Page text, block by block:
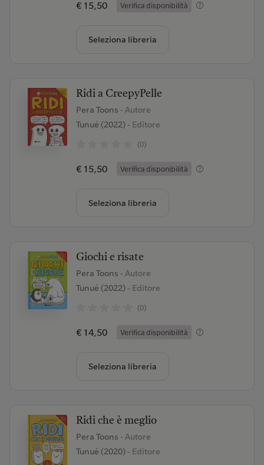
€ 15,50 Verifica disponibilità
Seleziona libreria
Ridi a CreepyPelle
Pera Toons - Autore
Tunué (2022)- Editore
(0)
€ 15,50 Verifica disponibilità
Seleziona libreria
Giochi e risate
Pera Toons - Autore
Tunué (2022)- Editore
(0)
€ 14,50 Verifica disponibilità
Seleziona libreria
Ridi che è meglio
Pera Toons - Autore
Tunué (2020)- Editore